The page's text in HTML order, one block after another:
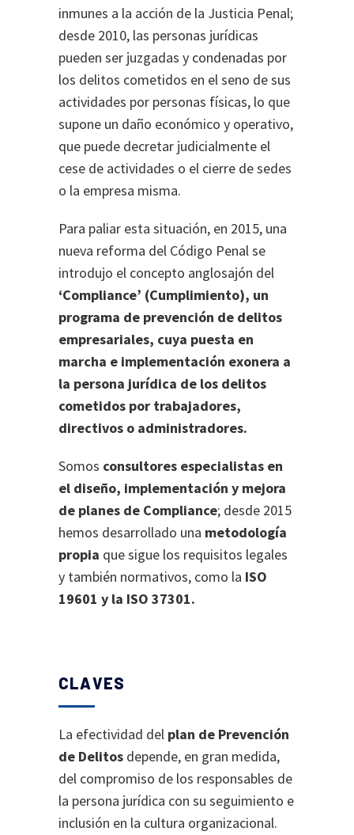
inmunes a la acción de la Justicia Penal;
desde 2010, las personas jurídicas
pueden ser juzgadas y condenadas por
los delitos cometidos en el seno de sus
actividades por personas físicas, lo que
supone un daño económico y operativo,
que puede decretar judicialmente el
cese de actividades o el cierre de sedes
o la empresa misma.
Para paliar esta situación, en 2015, una
nueva reforma del Código Penal se
introdujo el concepto anglosajón del
‘Compliance’ (Cumplimiento), un
programa de prevención de delitos
empresariales, cuya puesta en
marcha e implementación exonera a
la persona jurídica de los delitos
cometidos por trabajadores,
directivos o administradores.
Somos consultores especialistas en
el diseño, implementación y mejora
de planes de Compliance; desde 2015
hemos desarrollado una metodología
propia que sigue los requisitos legales
y también normativos, como la ISO
19601 y la ISO 37301.
CLAVES
La efectividad del plan de Prevención
de Delitos depende, en gran medida,
del compromiso de los responsables de
la persona jurídica con su seguimiento e
inclusión en la cultura organizacional.